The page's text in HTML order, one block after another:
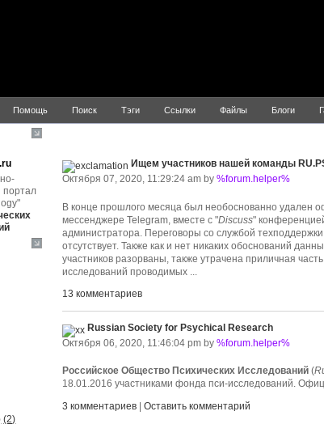
Помощь Поиск Тэги Ссылки Файлы Блоги
портал
(2)
Ищем участников нашей команды
Октября 07, 2020, 11:29:24 am by%forum.helper%
В конце прошлого месяца был необоснованно удален
мессенджере Telegram, вместе с "Discuss"
администратора. Переговоры со службой
отсутствует. Также как и нет никаких обоснований
участников разорваны, также утрачена приличная
исследований проводимых ...
13 комментариев
Russian Society for Psychical Research
Октября 06, 2020, 11:46:04 pm by%forum.helper%
Российское Общество Психических Исследований (
18.01.2016 участниками фонда пси-исследований.
3 комментариев |Оставить комментарий